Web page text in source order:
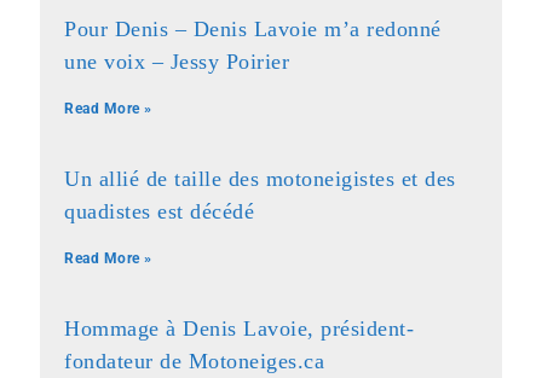
Pour Denis – Denis Lavoie m’a redonné
une voix – Jessy Poirier
Read More »
Un allié de taille des motoneigistes et des
quadistes est décédé
Read More »
Hommage à Denis Lavoie, président-
fondateur de Motoneiges.ca